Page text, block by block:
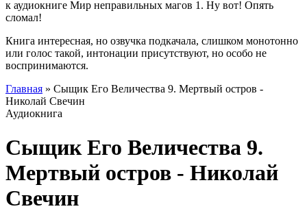
к аудиокниге Мир неправильных магов 1. Ну вот! Опять
сломал!
Книга интересная, но озвучка подкачала, слишком монотонно
или голос такой, интонации присутствуют, но особо не
воспринимаются.
Главная » Сыщик Его Величества 9. Мертвый остров -
Николай Свечин
Аудиокнига
Сыщик Его Величества 9.
Мертвый остров - Николай
Свечин